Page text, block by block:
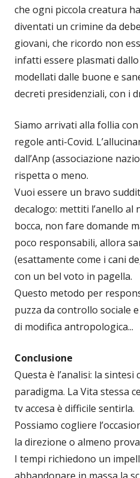
che ogni piccola creatura
diventati un crimine da
giovani, che ricordo non
infatti essere plasmati
modellati dalle buone e
decreti presidenziali, con i
Siamo arrivati alla follia
regole anti-Covid.
dall’Anp (associazione
rispetta o meno.
Vuoi essere un bravo
decalogo: mettiti l’anello al
bocca, non fare domande
poco responsabili, allora
(esattamente come i cani
con un bel voto in pagella.
Questo metodo per
puzza da controllo sociale
di modifica antropologica...
Conclusione
Questa è l’analisi: la
paradigma. La Vita stessa
tv accesa è difficile sentirla.
Possiamo cogliere
la direzione o almeno
I tempi richiedono un
abbandonare in massa la